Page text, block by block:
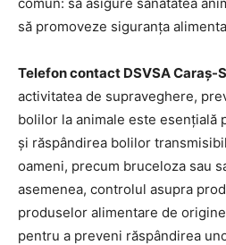
să promoveze siguranța
Telefon contact DSVSA Caraș-
activitatea de supraveghere,
bolilor la animale este esențială
și răspândirea bolilor
oameni, precum bruceloza sau
asemenea, controlul asupra
produselor alimentare de
pentru a preveni răspândirea